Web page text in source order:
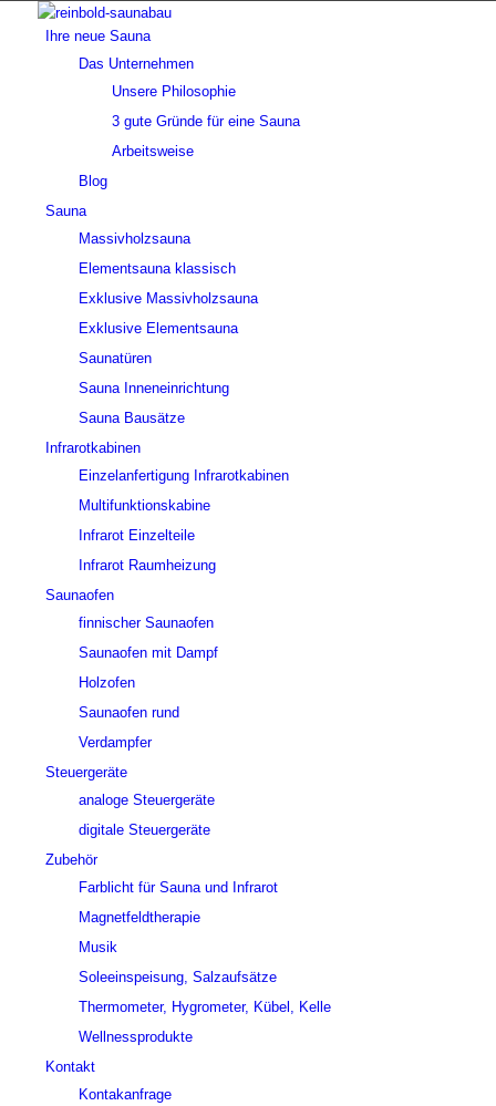
Ihre neue Sauna
Das Unternehmen
Unsere Philosophie
3 gute Gründe für eine Sauna
Arbeitsweise
Blog
Sauna
Massivholzsauna
Elementsauna klassisch
Exklusive Massivholzsauna
Exklusive Elementsauna
Saunatüren
Sauna Inneneinrichtung
Sauna Bausätze
Infrarotkabinen
Einzelanfertigung Infrarotkabinen
Multifunktionskabine
Infrarot Einzelteile
Infrarot Raumheizung
Saunaofen
finnischer Saunaofen
Saunaofen mit Dampf
Holzofen
Saunaofen rund
Verdampfer
Steuergeräte
analoge Steuergeräte
digitale Steuergeräte
Zubehör
Farblicht für Sauna und Infrarot
Magnetfeldtherapie
Musik
Soleeinspeisung, Salzaufsätze
Thermometer, Hygrometer, Kübel, Kelle
Wellnessprodukte
Kontakt
Kontakanfrage